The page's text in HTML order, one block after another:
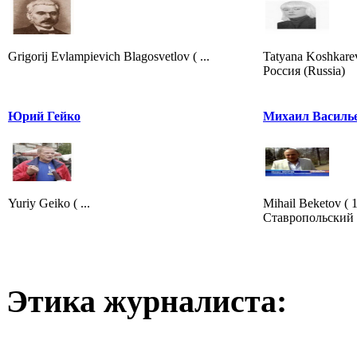
Grigorij Evlampievich Blagosvetlov ( ...
Tatyana
Россия (Russia)
Юрий Гейко
Yuriy Geiko ( ...
Михаил
Mihail Beketov (
Ставропольский
Этика журналиста: